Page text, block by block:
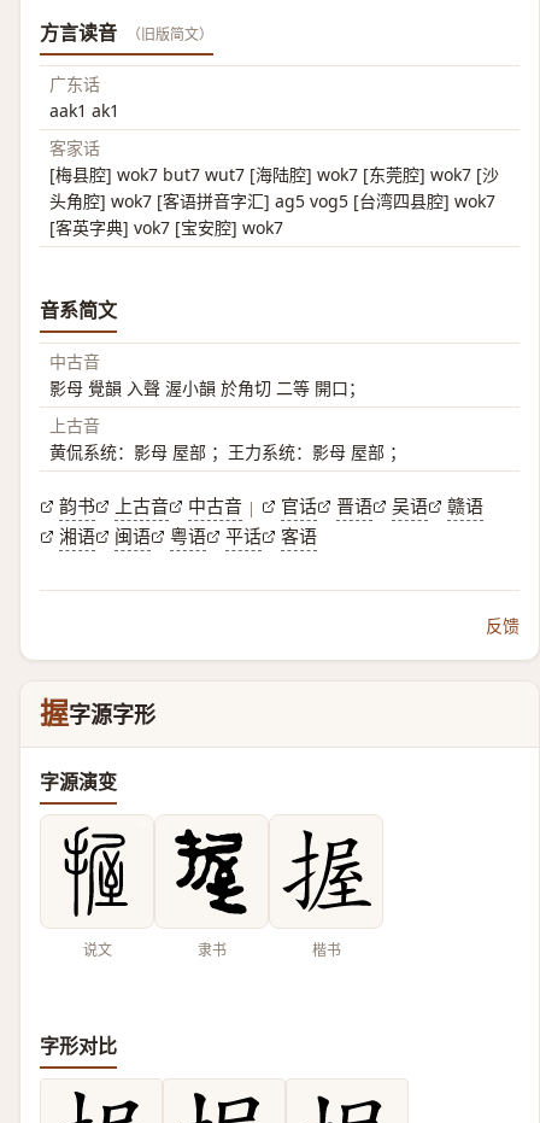
方言读音 （旧版简文）
广东话
aak1 ak1
客家话
[梅县腔] wok7 but7 wut7 [海陆腔] wok7 [东莞腔] wok7 [沙
头角腔] wok7 [客语拼音字汇] ag5 vog5 [台湾四县腔] wok7
[客英字典] vok7 [宝安腔] wok7
音系简文
中古音
影母 覺韻 入聲 渥小韻 於角切 二等 開口；
上古音
黄侃系统：影母 屋部 ；王力系统：影母 屋部 ；
韵书 上古音 中古音 | 官话 晋语 吴语
赣语
湘语
闽语 粤语 平话 客语
反馈
握字源字形
字源演变
说文 隶书 楷书
字形对比